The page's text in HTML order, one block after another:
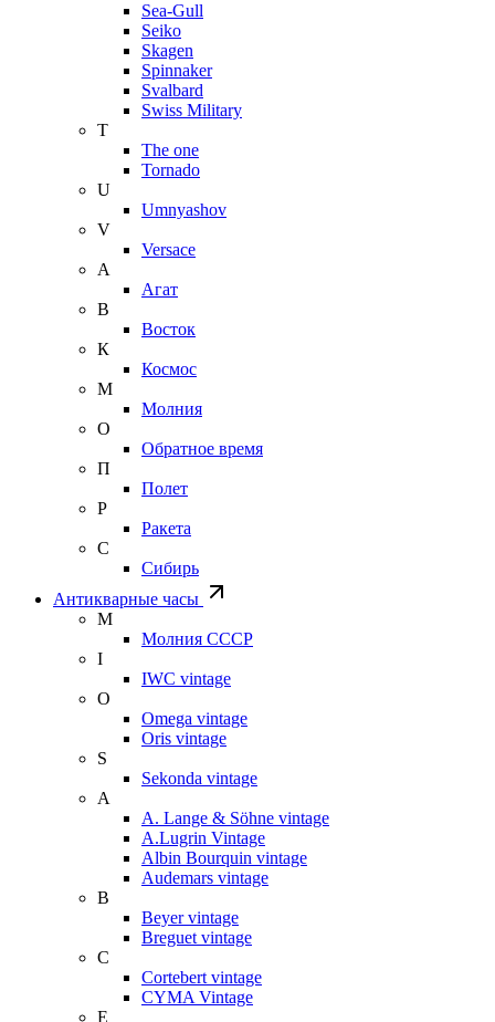
Sea-Gull
Seiko
Skagen
Spinnaker
Svalbard
Swiss Military
T
The one
Tornado
U
Umnyashov
V
Versace
А
Агат
В
Восток
К
Космос
М
Молния
О
Обратное время
П
Полет
Р
Ракета
С
Сибирь
Антикварные часы
М
Молния СССР
I
IWC vintage
O
Omega vintage
Oris vintage
S
Sekonda vintage
A
A. Lange & Söhne vintage
A.Lugrin Vintage
Albin Bourquin vintage
Audemars vintage
B
Beyer vintage
Breguet vintage
C
Cortebert vintage
CYMA Vintage
E